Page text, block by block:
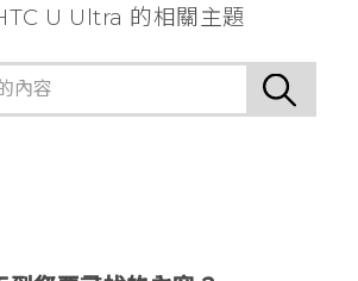
U Ultra 的相關主題